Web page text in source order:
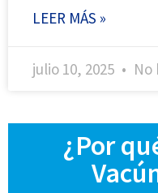
LEER MÁS »
julio 10, 2025 No
¿Por